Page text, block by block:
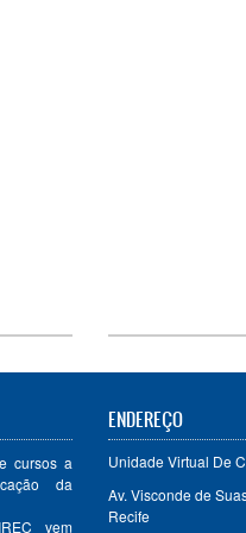
cursos a
da
vem
ENDEREÇO
Unidade Virtual De
Av. Visconde de
Recife